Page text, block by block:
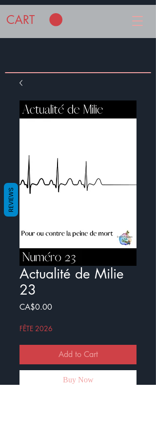
CART
Actualité de Milie
23
CA$0.00Price
FÊTE 2026
Add to Cart
Buy Now
REVIEWS